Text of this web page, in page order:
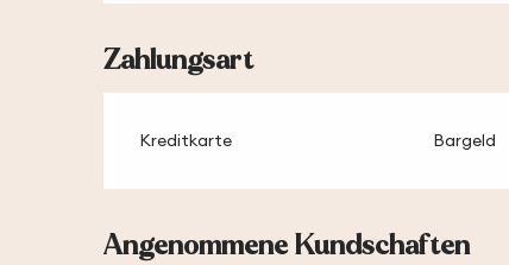
Zahlungsart
Kreditkarte Bargeld
Angenommene Kundschaften